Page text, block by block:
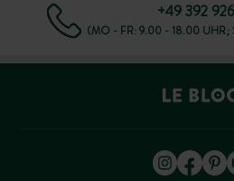
+49 392
(MO - FR: 9.00 - 18.00 UHR;